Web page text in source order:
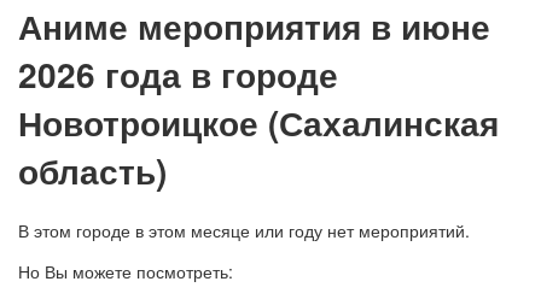
Аниме мероприятия в июне
2026 года в городе
Новотроицкое (Сахалинская
область)
В этом городе в этом месяце или году нет мероприятий.
Но Вы можете посмотреть: